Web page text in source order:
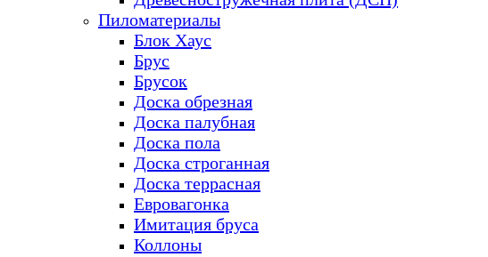
Пиломатериалы
Блок Хаус
Брус
Брусок
Доска обрезная
Доска палубная
Доска пола
Доска строганная
Доска террасная
Евровагонка
Имитация бруса
Коллоны